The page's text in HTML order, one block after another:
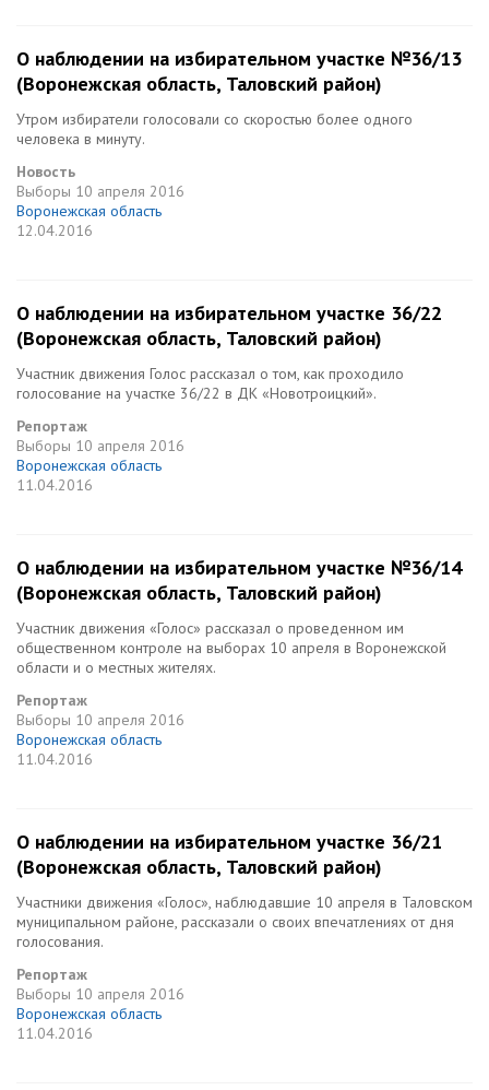
О наблюдении на избирательном участке №36/13
(Воронежская область, Таловский район)
Утром избиратели голосовали со скоростью более одного
человека в минуту.
Новость
Выборы 10 апреля 2016
Воронежская область
12.04.2016
О наблюдении на избирательном участке 36/22
(Воронежская область, Таловский район)
Участник движения Голос рассказал о том, как проходило
голосование на участке 36/22 в ДК «Новотроицкий».
Репортаж
Выборы 10 апреля 2016
Воронежская область
11.04.2016
О наблюдении на избирательном участке №36/14
(Воронежская область, Таловский район)
Участник движения «Голос» рассказал о проведенном им
общественном контроле на выборах 10 апреля в Воронежской
области и о местных жителях.
Репортаж
Выборы 10 апреля 2016
Воронежская область
11.04.2016
О наблюдении на избирательном участке 36/21
(Воронежская область, Таловский район)
Участники движения «Голос», наблюдавшие 10 апреля в Таловском
муниципальном районе, рассказали о своих впечатлениях от дня
голосования.
Репортаж
Выборы 10 апреля 2016
Воронежская область
11.04.2016